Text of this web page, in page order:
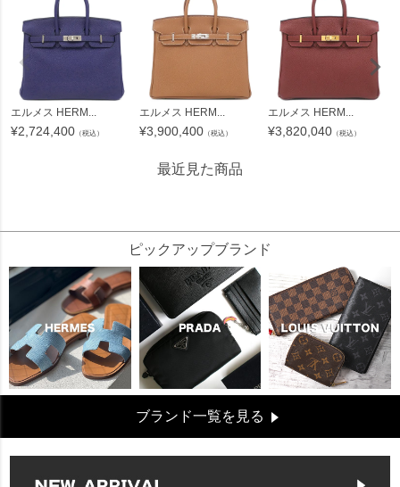
エルメス HERM...
¥2,724,400 （税込）
エルメス HERM...
¥3,900,400 （税込）
エルメス HERM...
¥3,820,040 （税込）
最近見た商品
ピックアップブランド
ブランド一覧を見る